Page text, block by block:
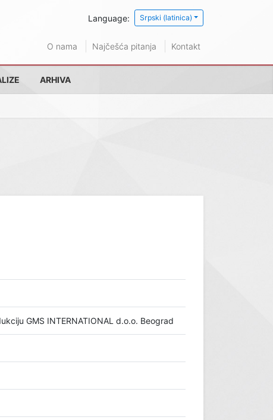
Language: Srpski (latinica)
O nama Najčešća pitanja Kontakt
ARHIVA
GMS INTERNATIONAL d.o.o. Beograd